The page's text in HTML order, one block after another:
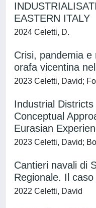
EASTERN ITALY
2024 Celetti, D.
Crisi, pandemia e
orafa vicentina
2023 Celetti, David;
Industrial
Conceptual
Eurasian
2023 Celetti, David;
Cantieri navali di
Regionale. Il caso
2022 Celetti, David